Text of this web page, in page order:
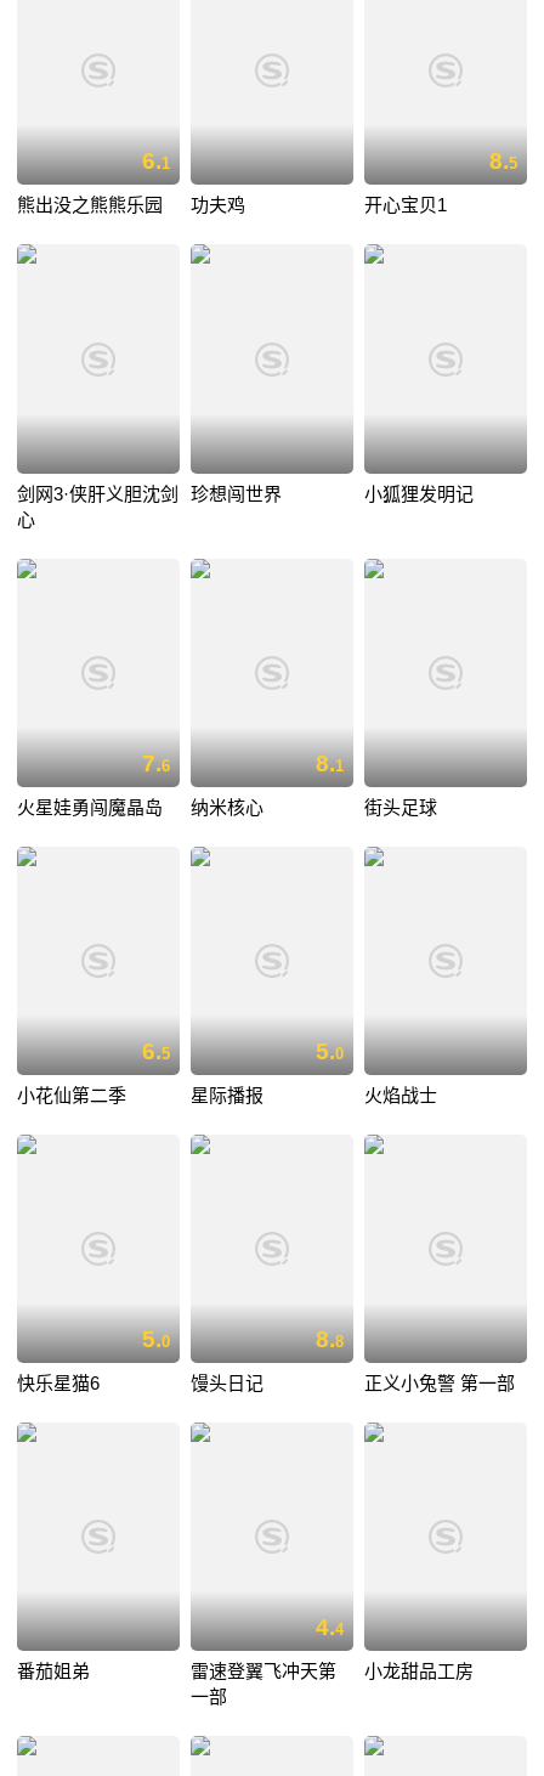
6.1
熊出没之熊熊乐园 功夫鸡
8.5
开心宝贝1
剑网3·侠肝义胆沈剑
心
珍想闯世界 小狐狸发明记
7.6
火星娃勇闯魔晶岛
8.1
纳米核心 街头足球
6.5
小花仙第二季
5.0
星际播报 火焰战士
5.0
快乐星猫6
8.8
馒头日记 正义小兔警 第一部
番茄姐弟
4.4
雷速登翼飞冲天第
一部
小龙甜品工房